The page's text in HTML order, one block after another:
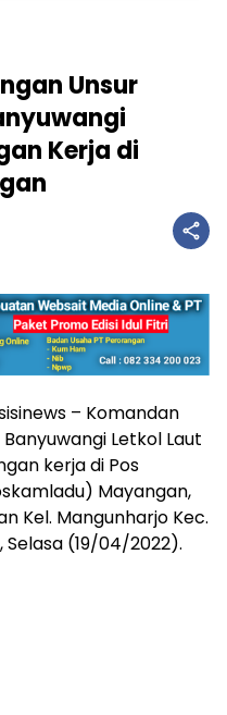
Unsur
Kerja di
– Komandan
Letkol Laut
kerja di Pos
Mayangan,
Kel. Mangunharjo Kec.
(19/04/2022).